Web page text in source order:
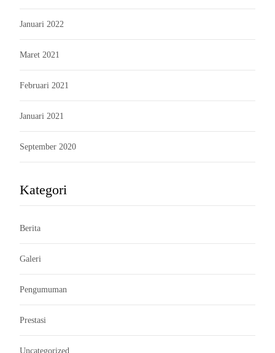
Januari 2022
Maret 2021
Februari 2021
Januari 2021
September 2020
Kategori
Berita
Galeri
Pengumuman
Prestasi
Uncategorized